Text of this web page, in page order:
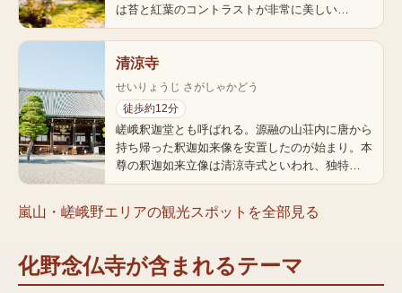
は苔と紅葉のコントラストが非常に美しい…
清涼寺
せいりょうじ さがしゃかどう
徒歩約12分
嵯峨釈迦堂とも呼ばれる。源融の山荘内に唐から
持ち帰った釈迦如来像を安置したのが始まり。本
尊の釈迦如来立像は清涼寺式といわれ、独特…
嵐山・嵯峨野エリアの観光スポットを全部見る
化野念仏寺が含まれるテーマ